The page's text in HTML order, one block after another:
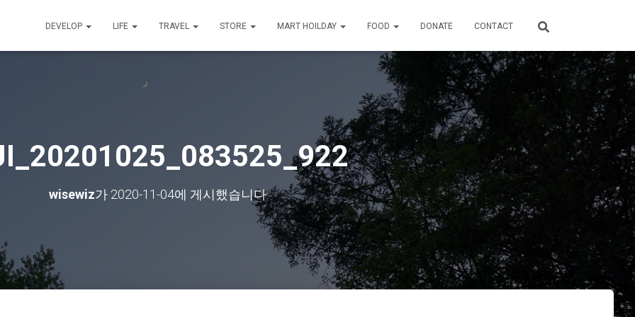
DEVELOP LIFE TRAVEL STORE MART HOILDAY FOOD DONATE CONTACT
wisewiz가 2020-11-04에 게시했습니다.